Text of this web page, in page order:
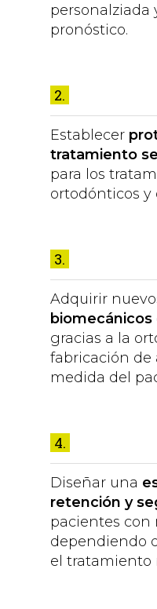
personalziada
pronóstico.
2.
Establecer
tratamiento
para los
ortodónticos y
3.
Adquirir
biomecánicos
gracias a la
fabricación de
medida del
4.
Diseñar una
retención y
pacientes con
dependiendo
el tratamiento